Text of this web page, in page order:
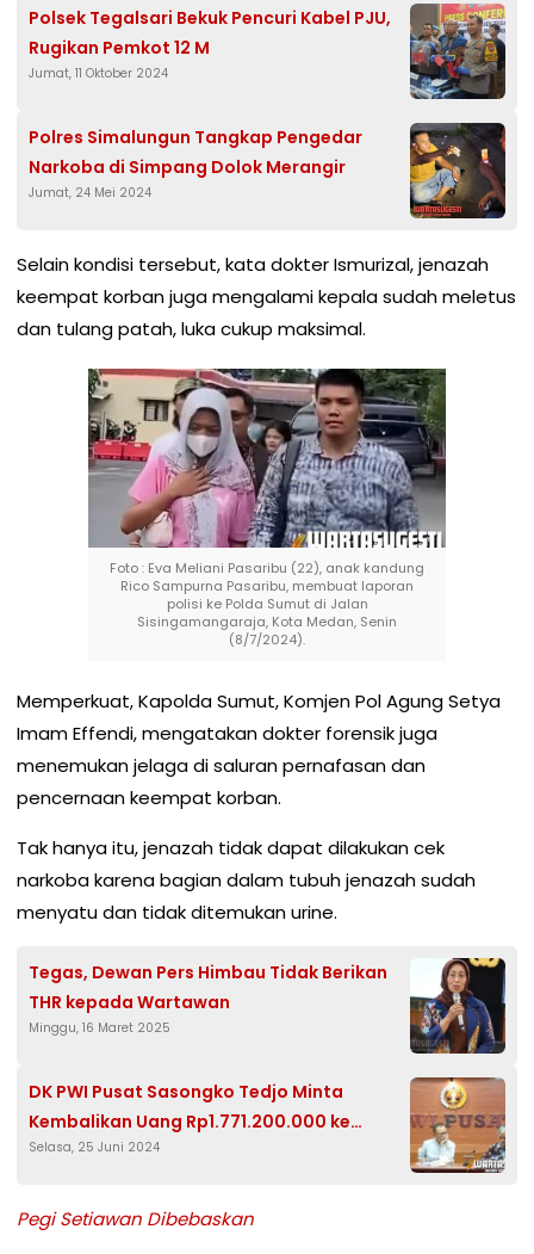
Polsek Tegalsari Bekuk Pencuri Kabel PJU,
Rugikan Pemkot 12 M
Jumat, 11 Oktober 2024
Polres Simalungun Tangkap Pengedar
Narkoba di Simpang Dolok Merangir
Jumat, 24 Mei 2024
Selain kondisi tersebut, kata dokter Ismurizal, jenazah
keempat korban juga mengalami kepala sudah meletus
dan tulang patah, luka cukup maksimal.
Foto : Eva Meliani Pasaribu (22), anak kandung
Rico Sampurna Pasaribu, membuat laporan
polisi ke Polda Sumut di Jalan
Sisingamangaraja, Kota Medan, Senin
(8/7/2024).
Memperkuat, Kapolda Sumut, Komjen Pol Agung Setya
Imam Effendi, mengatakan dokter forensik juga
menemukan jelaga di saluran pernafasan dan
pencernaan keempat korban.
Tak hanya itu, jenazah tidak dapat dilakukan cek
narkoba karena bagian dalam tubuh jenazah sudah
menyatu dan tidak ditemukan urine.
Tegas, Dewan Pers Himbau Tidak Berikan
THR kepada Wartawan
Minggu, 16 Maret 2025
DK PWI Pusat Sasongko Tedjo Minta
Kembalikan Uang Rp1.771.200.000 ke
Organisasi
Selasa, 25 Juni 2024
Pegi Setiawan Dibebaskan